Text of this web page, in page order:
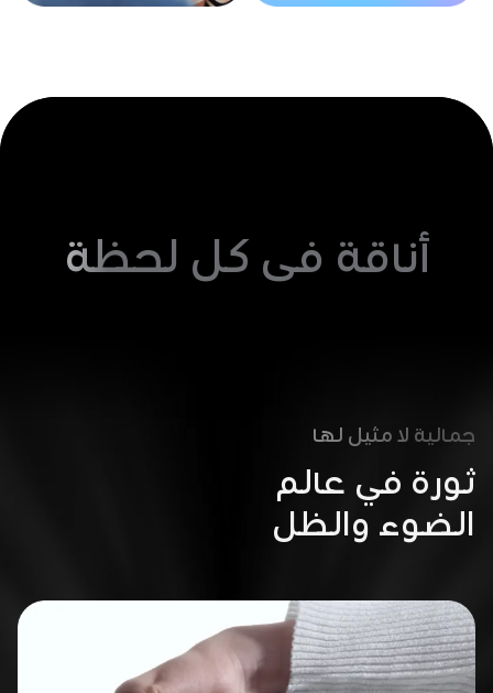
أناقة في كل لحظة
جمالية لا مثيل لها
ثورة في عالم
الضوء والظل